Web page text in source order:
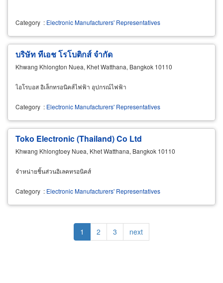
Category : Electronic Manufacturers' Representatives
บริษัท ทีเอช โรโบติกส์ จำกัด
Khwang Khlongton Nuea, Khet Watthana, Bangkok 10110
ไอโรบอส อิเล็กทรอนิคส์ไฟฟ้า อุปกรณ์ไฟฟ้า
Category : Electronic Manufacturers' Representatives
Toko Electronic (Thailand) Co Ltd
Khwang Khlongtoey Nuea, Khet Watthana, Bangkok 10110
จำหน่ายชิ้นส่วนอิเลคทรอนิคส์
Category : Electronic Manufacturers' Representatives
Current
page
1 Page
2 Page
3
Next
page
next